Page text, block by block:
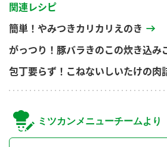
関連レシピ
簡単！やみつきカリカリえのき
がっつり！豚バラきのこの炊き込み
包丁要らず！こねないしいたけの肉
ミツカンメニューチームより